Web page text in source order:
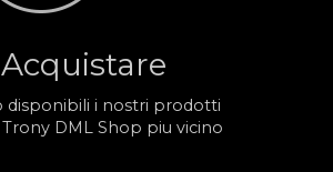
disponibili i nostri prodotti
DML Shop piu vicino